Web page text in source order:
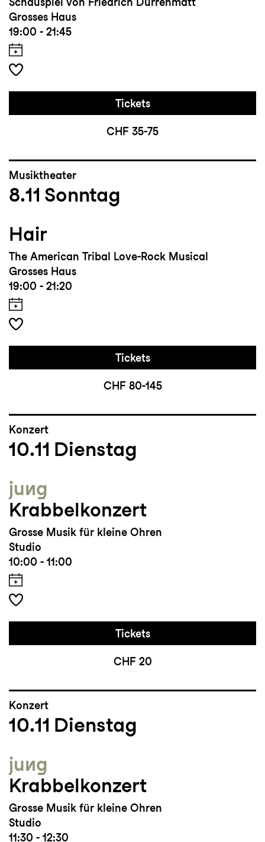
Grosses Haus
19:00 - 21:45
Tickets
CHF 35-75
Musiktheater
8.11 Sonntag
Hair
The American Tribal Love-Rock Musical
Grosses Haus
19:00 - 21:20
Tickets
CHF 80-145
Konzert
10.11 Dienstag
jung
Krabbelkonzert
Grosse Musik für kleine Ohren
Studio
10:00 - 11:00
Tickets
CHF 20
Konzert
10.11 Dienstag
jung
Krabbelkonzert
Grosse Musik für kleine Ohren
Studio
11:30 - 12:30